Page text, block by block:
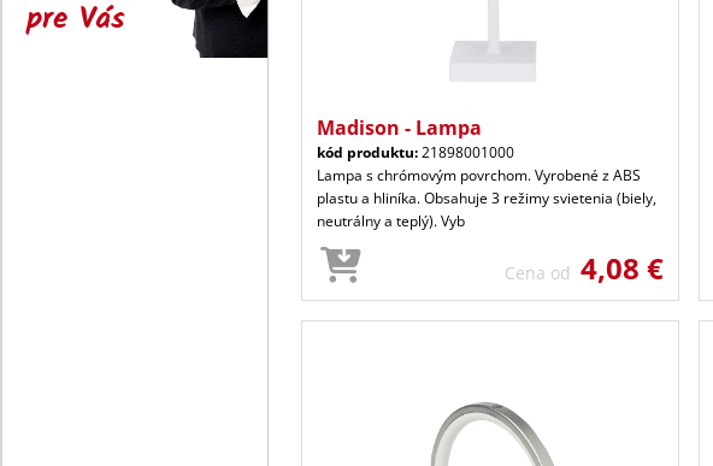
pre Vás
Madison - Lampa
kód produktu:21898001000
Lampa s chrómovým povrchom. Vyrobené z ABS
plastu a hliníka. Obsahuje 3 režimy svietenia (biely,
neutrálny a teplý). Vyb
Cena od 4,08 €